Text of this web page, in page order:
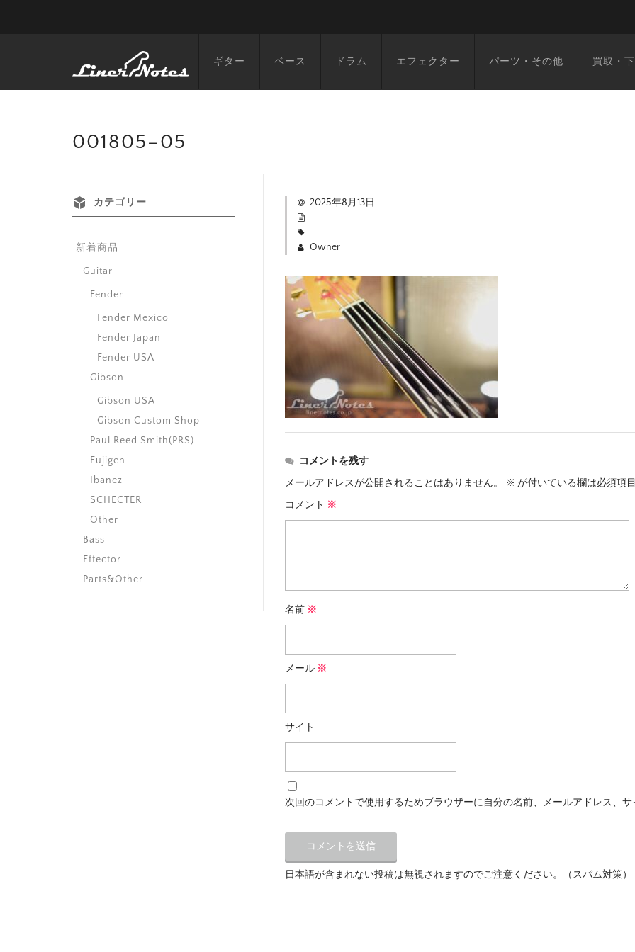
ギター ベース ドラム エフェクター パーツ・その他 買取・
001805–05
2025年8月13日
Owner
コメントを残す
メールアドレスが公開されることはありません。
※ が付いている欄は必須項
コメント ※
名前 ※
メール ※
サイト
次回のコメントで使用するためブラウザーに自分の名前、メールアドレス、
日本語が含まれない投稿は無視されますのでご注意ください。（スパム対策）
カテゴリー
新着商品
Guitar
Fender
Fender Mexico
Fender Japan
Fender USA
Gibson
Gibson USA
Gibson Custom Shop
Paul Reed Smith(PRS)
Fujigen
Ibanez
SCHECTER
Other
Bass
Effector
Parts&Other